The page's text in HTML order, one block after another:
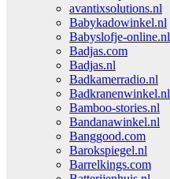
avantixsolutions.nl
Babykadowinkel.nl
Babyslofje-online.nl
Badjas.com
Badjas.nl
Badkamerradio.nl
Badkranenwinkel.nl
Bamboo-stories.nl
Bandanawinkel.nl
Banggood.com
Barokspiegel.nl
Barrelkings.com